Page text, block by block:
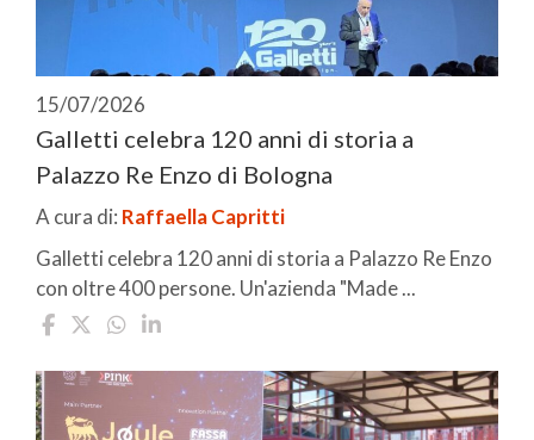
15/07/2026
Galletti celebra 120 anni di storia a
Palazzo Re Enzo di Bologna
A cura di: Raffaella Capritti
Galletti celebra 120 anni di storia a Palazzo Re Enzo
con oltre 400 persone. Un'azienda "Made ...